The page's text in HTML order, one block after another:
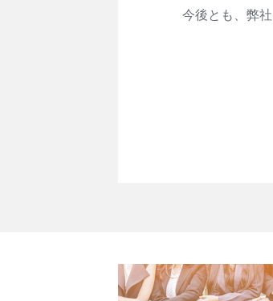
今後とも、弊